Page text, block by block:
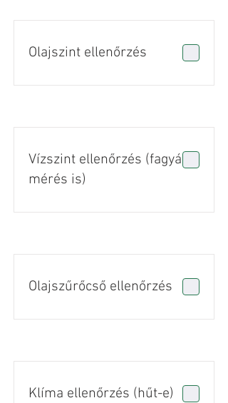
Olajszint ellenőrzés
Vízszint ellenőrzés (fagyálló
mérés is)
Olajszűrőcső ellenőrzés
Klíma ellenőrzés (hűt-e)